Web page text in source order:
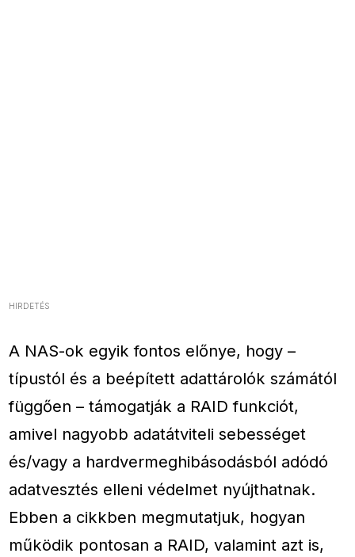
HIRDETÉS
A NAS-ok egyik fontos előnye, hogy –
típustól és a beépített adattárolók számától
függően – támogatják a RAID funkciót,
amivel nagyobb adatátviteli sebességet
és/vagy a hardvermeghibásodásból adódó
adatvesztés elleni védelmet nyújthatnak.
Ebben a cikkben megmutatjuk, hogyan
működik pontosan a RAID, valamint azt is,